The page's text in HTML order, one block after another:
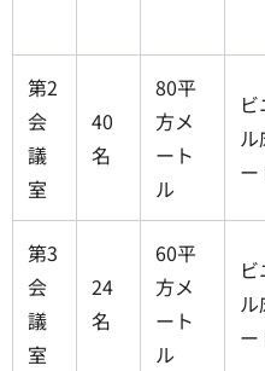
第2
会
議
室
40
名
80平
方メ
ート
ル
ル
ー
第3
会
議
室
24
名
60平
方メ
ート
ル
ル
ー